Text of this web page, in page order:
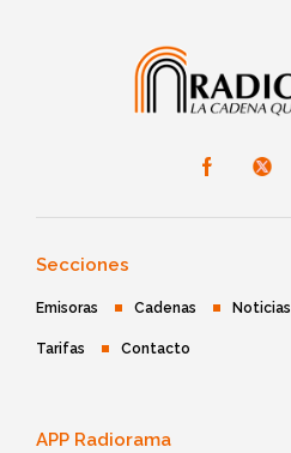
Secciones
Emisoras Cadenas Noticias
Tarifas Contacto
APP Radiorama